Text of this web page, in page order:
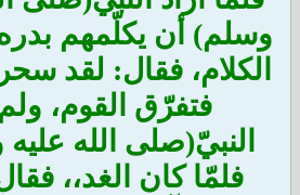
وسلم) أن يكلّمهم
الكلام، فقال: لقد
فتفرّق القوم،
النبيّ(صلى الله
فلمّا كان الغد،،